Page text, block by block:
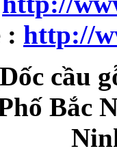
: http://
cầu
Bắc